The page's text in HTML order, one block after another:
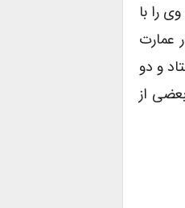
را با
عمارت
و دو
از